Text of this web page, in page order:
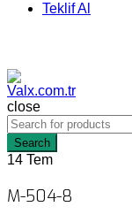
Teklif Al
close
Search
14 Tem
M-504-8